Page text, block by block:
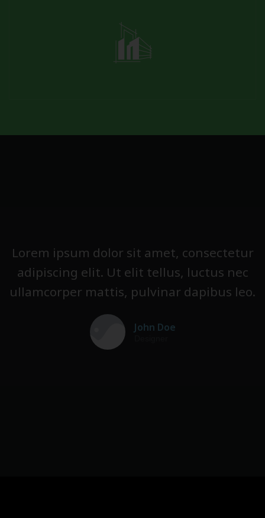
Lorem ipsum dolor sit amet, consectetur
adipiscing elit. Ut elit tellus, luctus nec
ullamcorper mattis, pulvinar dapibus leo.
John Doe